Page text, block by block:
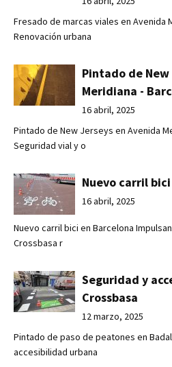
Fresado de marcas viales en Avenida
Renovación urbana
Pintado de
Meridiana -
16 abril, 2025
Pintado de New Jerseys en Avenida
Seguridad vial y o
Nuevo carril
16 abril, 2025
Nuevo carril bici en Barcelona
Crossbasa r
Seguridad y
Crossbasa
12 marzo, 2025
Pintado de paso de peatones en
accesibilidad urbana